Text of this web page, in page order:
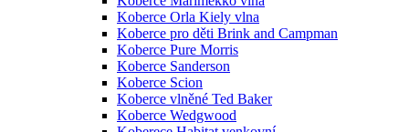
Koberce Orla Kiely vlna
Koberce pro děti Brink and Campman
Koberce Pure Morris
Koberce Sanderson
Koberce Scion
Koberce vlněné Ted Baker
Koberce Wedgwood